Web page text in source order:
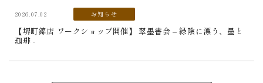
2026.07.02 お知らせ
【堺町錦店 ワークショップ開催】 翠墨書会 – 緑陰に漂う、墨と
珈琲 -